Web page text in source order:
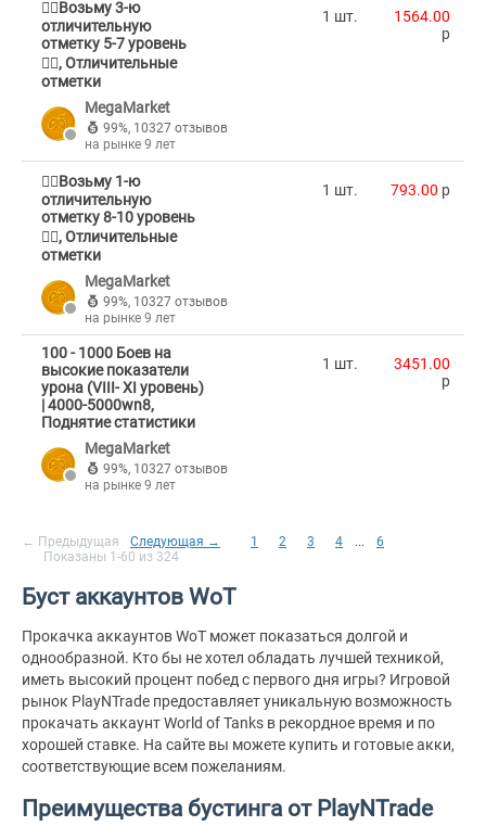
🐦‍🔥Возьму 3-ю
отличительную
отметку 5-7 уровень
🐦‍🔥, Отличительные
отметки
MegaMarket
99%, 10327 отзывов
на рынке 9 лет
1 шт.
1564.00
p
🐦‍🔥Возьму 1-ю
отличительную
отметку 8-10 уровень
🐦‍🔥, Отличительные
отметки
MegaMarket
99%, 10327 отзывов
на рынке 9 лет
1 шт. 793.00 p
100 - 1000 Боев на
высокие показатели
урона (VIII- XI уровень)
| 4000-5000wn8,
Поднятие статистики
MegaMarket
99%, 10327 отзывов
на рынке 9 лет
1 шт.
3451.00
p
← Предыдущая Следующая → 1 2 3 4 ...
6
Показаны 1-60 из 324
Буст аккаунтов WoT
Прокачка аккаунтов WoT может показаться долгой и
однообразной. Кто бы не хотел обладать лучшей техникой,
иметь высокий процент побед с первого дня игры? Игровой
рынок PlayNTrade предоставляет уникальную возможность
прокачать аккаунт World of Tanks в рекордное время и по
хорошей ставке. На сайте вы можете купить и готовые акки,
соответствующие всем пожеланиям.
Преимущества бустинга от PlayNTrade